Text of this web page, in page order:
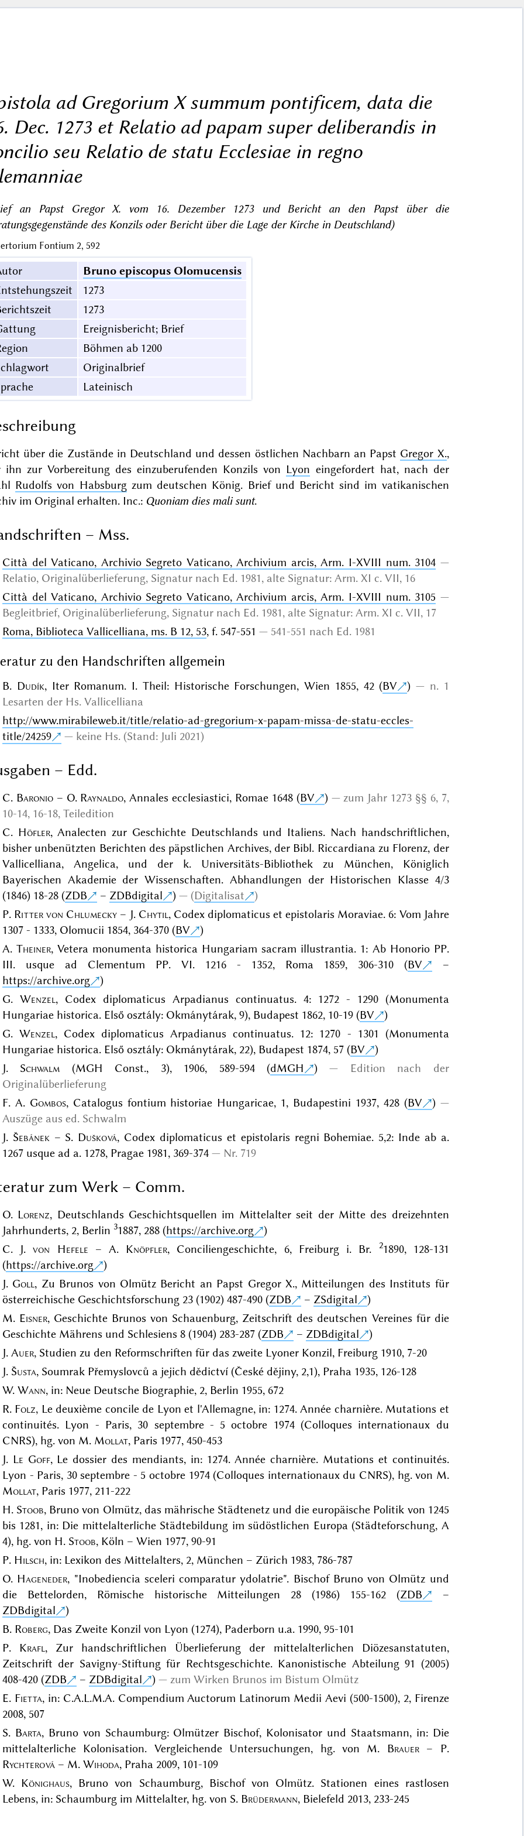
ad Gregorium X summum pontificem, data die
Dec. 1273 et Relatio ad papam super deliberandis in
seu Relatio de statu Ecclesiae in regno
an Papst Gregor X. vom 16. Dezember 1273 und Bericht an den Papst über die
des Konzils oder Bericht über die Lage der Kirche in Deutschland)
Fontium 2, 592
Bruno episcopus Olomucensis
1273
1273
Ereignisbericht; Brief
Böhmen ab 1200
Originalbrief
Lateinisch
über die Zustände in Deutschland und dessen östlichen Nachbarn an Papst Gregor X.,
ihn zur Vorbereitung des einzuberufenden Konzils von Lyon eingefordert hat, nach der
Rudolfs von Habsburg zum deutschen König. Brief und Bericht sind im vatikanischen
im Original erhalten. Inc.: Quoniam dies mali sunt.
– Mss.
Città del Vaticano, Archivio Segreto Vaticano, Archivium arcis, Arm. I-XVIII num. 3104
Relatio, Originalüberlieferung, Signatur nach Ed. 1981, alte Signatur: Arm. XI c. VII, 16
Città del Vaticano, Archivio Segreto Vaticano, Archivium arcis, Arm. I-XVIII num. 3105
Begleitbrief, Originalüberlieferung, Signatur nach Ed. 1981, alte Signatur: Arm. XI c. VII, 17
Roma, Biblioteca Vallicelliana, ms. B 12, 53, f. 547-551 541-551 nach Ed. 1981
zu den Handschriften allgemein
B. Dudík, Iter Romanum. I. Theil: Historische Forschungen, Wien 1855, 42 (BV )
n. 1
Lesarten der Hs. Vallicelliana
http://www.mirabileweb.it/title/relatio-ad-gregorium-x-papam-missa-de-statu-eccles-
title/24259
keine Hs. (Stand: Juli 2021)
– Edd.
C. Baronio– O. Raynaldo, Annales ecclesiastici, Romae 1648 (BV )
zum Jahr 1273 §§ 6, 7,
10-14, 16-18, Teiledition
C. Höfler, Analecten zur Geschichte Deutschlands und Italiens. Nach handschriftlichen,
bisher unbenützten Berichten des päpstlichen Archives, der Bibl. Riccardiana zu Florenz, der
Vallicelliana, Angelica, und der k. Universitäts-Bibliothek zu München, Königlich
Bayerischen Akademie der Wissenschaften. Abhandlungen der Historischen Klasse 4/3
(1846) 18-28 (ZDB – ZDBdigital ) (Digitalisat
)
P. Ritter von Chlumecky – J. Chytil, Codex diplomaticus et epistolaris Moraviae. 6: Vom Jahre
1307 - 1333, Olomucii 1854, 364-370 (BV
)
A.Theiner, Vetera monumenta historica Hungariam sacram illustrantia. 1: Ab Honorio PP.
III. usque ad Clementum PP. VI. 1216 - 1352, Roma 1859, 306-310 (BV
–
https://archive.org
)
G. Wenzel, Codex diplomaticus Arpadianus continuatus. 4: 1272 - 1290 (Monumenta
Hungariae historica. Első osztály: Okmánytárak, 9), Budapest 1862, 10-19 (BV
)
G.Wenzel, Codex diplomaticus Arpadianus continuatus. 12: 1270 - 1301 (Monumenta
Hungariae historica. Első osztály: Okmánytárak, 22), Budapest 1874, 57 (BV
)
J. Schwalm (MGH Const., 3), 1906, 589-594 (dMGH )
Edition nach der
Originalüberlieferung
F. A. Gombos, Catalogus fontium historiae Hungaricae, 1, Budapestini 1937, 428 (BV
)
Auszüge aus ed. Schwalm
J. Šebánek– S. Dušková, Codex diplomaticus et epistolaris regni Bohemiae. 5,2: Inde ab a.
1267 usque ad a. 1278, Pragae 1981, 369-374
Nr. 719
zum Werk – Comm.
O. Lorenz, Deutschlands Geschichtsquellen im Mittelalter seit der Mitte des dreizehnten
Jahrhunderts, 2, Berlin 31887, 288 (https://archive.org
)
C. J.von Hefele – A. Knöpfler, Conciliengeschichte, 6, Freiburg i. Br. 21890, 128-131
(https://archive.org
)
J. Goll, Zu Brunos von Olmütz Bericht an Papst Gregor X., Mitteilungen des Instituts für
österreichische Geschichtsforschung 23 (1902) 487-490 (ZDB – ZSdigital
)
M. Eisner, Geschichte Brunos von Schauenburg, Zeitschrift des deutschen Vereines für die
Geschichte Mährens und Schlesiens 8 (1904) 283-287 (ZDB – ZDBdigital
)
J. Auer, Studien zu den Reformschriften für das zweite Lyoner Konzil, Freiburg 1910, 7-20
J. Šusta, Soumrak Přemyslovců a jejich dědictví (České dějiny, 2,1), Praha 1935, 126-128
W. Wann, in: Neue Deutsche Biographie, 2, Berlin 1955, 672
R. Folz, Le deuxième concile de Lyon et l'Allemagne, in: 1274. Année charnière. Mutations et
continuités. Lyon - Paris, 30 septembre - 5 octobre 1974 (Colloques internationaux du
CNRS), hg. von M. Mollat, Paris 1977, 450-453
J. Le Goff, Le dossier des mendiants, in: 1274. Année charnière. Mutations et continuités.
Lyon - Paris, 30 septembre - 5 octobre 1974 (Colloques internationaux du CNRS), hg. von M.
Mollat, Paris 1977, 211-222
H. Stoob, Bruno von Olmütz, das mährische Städtenetz und die europäische Politik von 1245
bis 1281, in: Die mittelalterliche Städtebildung im südöstlichen Europa (Städteforschung, A
4), hg. von H. Stoob, Köln – Wien 1977, 90-91
P. Hilsch, in: Lexikon des Mittelalters, 2, München – Zürich 1983, 786-787
O. Hageneder, "Inobediencia sceleri comparatur ydolatrie". Bischof Bruno von Olmütz und
die Bettelorden, Römische historische Mitteilungen 28 (1986) 155-162 (ZDB
–
ZDBdigital
)
B. Roberg, Das Zweite Konzil von Lyon (1274), Paderborn u.a. 1990, 95-101
P. Krafl, Zur handschriftlichen Überlieferung der mittelalterlichen Diözesanstatuten,
Zeitschrift der Savigny-Stiftung für Rechtsgeschichte. Kanonistische Abteilung 91 (2005)
408-420 (ZDB – ZDBdigital )
zum Wirken Brunos im Bistum Olmütz
E. Fietta, in: C.A.L.M.A. Compendium Auctorum Latinorum Medii Aevi (500-1500), 2, Firenze
2008, 507
S. Barta, Bruno von Schaumburg: Olmützer Bischof, Kolonisator und Staatsmann, in: Die
mittelalterliche Kolonisation. Vergleichende Untersuchungen, hg. von M. Brauer– P.
Rychterová– M. Wihoda, Praha 2009, 101-109
W. Könighaus, Bruno von Schaumburg, Bischof von Olmütz. Stationen eines rastlosen
Lebens, in: Schaumburg im Mittelalter, hg. von S. Brüdermann, Bielefeld 2013, 233-245